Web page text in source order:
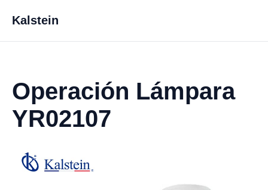
Kalstein
Operación Lámpara
YR02107